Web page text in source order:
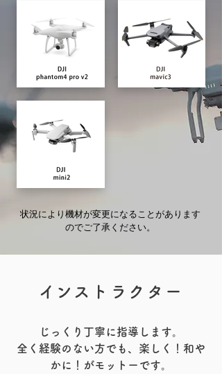
状況により機材が変更になることがあります
のでご了承ください。
​インストラクター
​じっくり丁寧に指導します。
​全く経験のない方でも、楽しく！和や
かに！がモットーです。